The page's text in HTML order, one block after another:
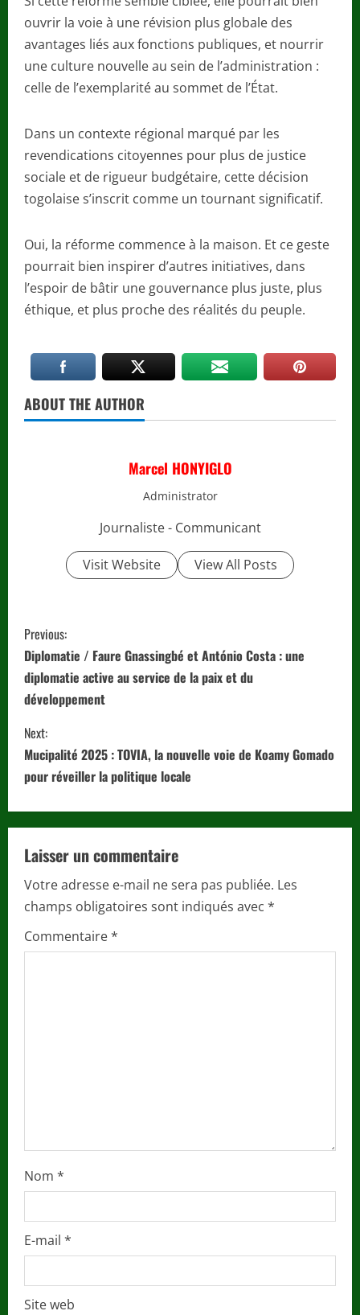
ouvrir la voie à une révision plus globale des
avantages liés aux fonctions publiques, et nourrir
une culture nouvelle au sein de l’administration :
celle de l’exemplarité au sommet de l’État.
Dans un contexte régional marqué par les
revendications citoyennes pour plus de justice
sociale et de rigueur budgétaire, cette décision
togolaise s’inscrit comme un tournant significatif.
Oui, la réforme commence à la maison. Et ce geste
pourrait bien inspirer d’autres initiatives, dans
l’espoir de bâtir une gouvernance plus juste, plus
éthique, et plus proche des réalités du peuple.
ABOUT THE AUTHOR
Marcel HONYIGLO
Administrator
Journaliste - Communicant
Visit Website View All Posts
C
o
n
t
i
n
u
e
R
e
Previous:
Diplomatie / Faure Gnassingbé et António Costa : une
diplomatie active au service de la paix et du
développement
Next:
Mucipalité 2025 : TOVIA, la nouvelle voie de Koamy Gomado
pour réveiller la politique locale
Laisser un commentaire
Votre adresse e-mail ne sera pas publiée. Les
champs obligatoires sont indiqués avec *
Commentaire*
Nom *
E-mail *
Site web